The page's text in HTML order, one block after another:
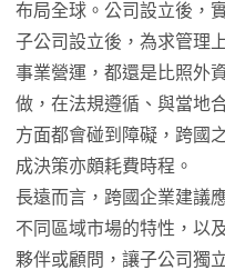
布局全球。公司設立後，
子公司設立後，為求管理
事業營運，都還是比照外
做，在法規遵循、與當地
方面都會碰到障礙，跨國
成決策亦頗耗費時程。
長遠而言，跨國企業建議
不同區域市場的特性，以
夥伴或顧問，讓子公司獨